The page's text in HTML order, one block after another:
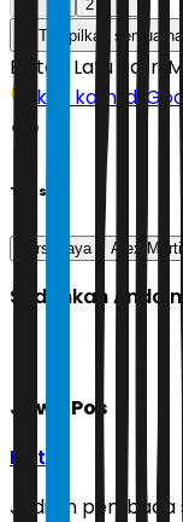
2
Tampilkan semua
Editor: Latu Ratri
Ikuti kami di
Tags
persebaya Alex
Sudahkah Anda
Jawa Pos
Ikuti
Jadilah pembaca